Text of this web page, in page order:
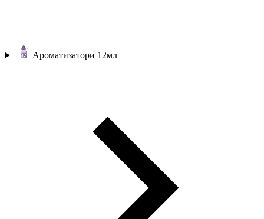
Ароматизатори 12мл